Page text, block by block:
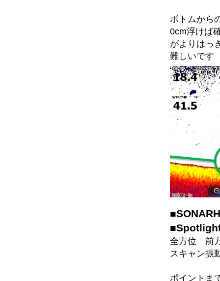
ボトムから
0cm浮けば
がよりはっ
難しいです
全方位 前
スキャン振
ポイントま